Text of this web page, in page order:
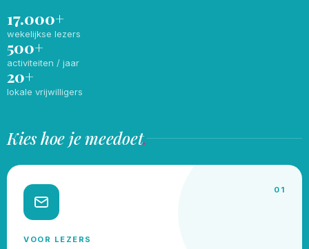
17.000+
wekelijkse lezers
500+
activiteiten / jaar
20+
lokale vrijwilligers
Kies hoe je meedoet.
01
VOOR LEZERS